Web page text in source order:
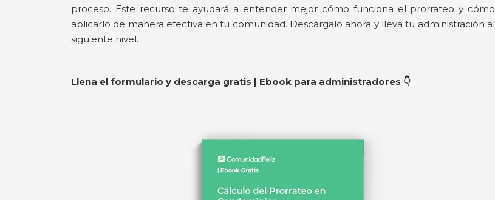
proceso. Este recurso te ayudará a entender mejor cómo funciona el prorrateo y cómo
aplicarlo de manera efectiva en tu comunidad. Descárgalo ahora y lleva tu administración al
siguiente nivel.
Llena el formulario y descarga gratis | Ebook para administradores 👇